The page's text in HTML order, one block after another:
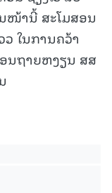
ໜ້ານີ້ ສະໂມສອນ
ໃນການຄວ້າ
ນຖາຍຫງຽນ ສສ